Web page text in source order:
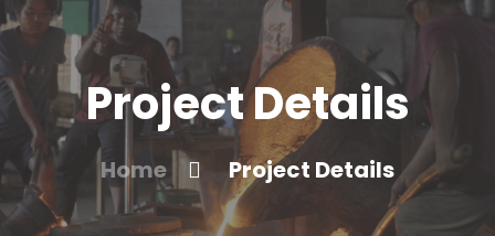
Project Details
Home Project Details